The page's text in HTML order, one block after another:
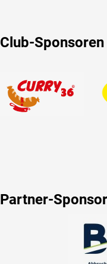
Club-Sponsoren
Partner-